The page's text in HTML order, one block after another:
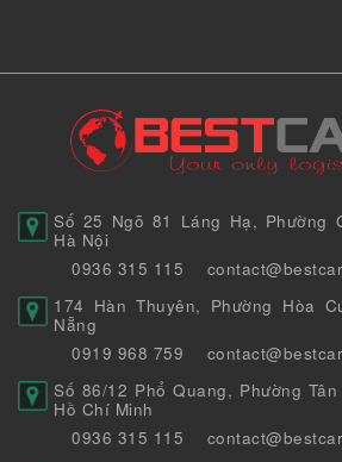
Số 25 Ngõ 81 Láng Hạ, Phường
Hà Nội
0936 315 115
174 Hàn Thuyên, Phường Hòa
Nẵng
0919 968 759
Số 86/12 Phổ Quang, Phường
Hồ Chí Minh
0936 315 115